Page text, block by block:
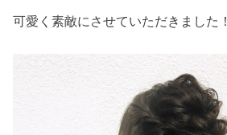
可愛く素敵にさせていただきました！